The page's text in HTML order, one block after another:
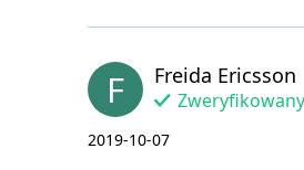
F Freida Ericsson
2019-10-07